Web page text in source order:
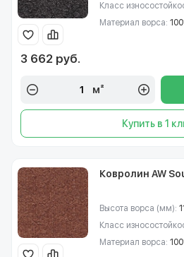
Класс
Материал ворса:
3 662 руб.
м²
Купить в 1
Ковролин AW
Высота ворса (мм): 11
Класс
Материал ворса: